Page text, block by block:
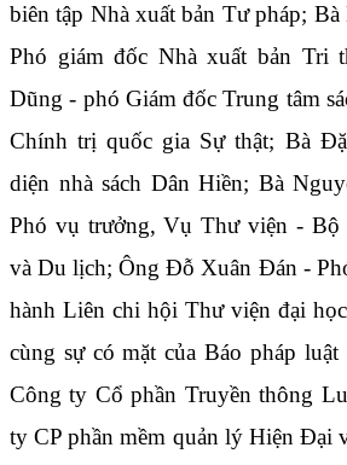
biên tập Nhà xuất bản Tư pháp;
Phó giám đốc Nhà xuất bản Tri
Dũng - phó Giám đốc Trung tâm
Chính trị quốc gia Sự thật; Bà
diện nhà sách Dân Hiền; Bà
Phó vụ trưởng, Vụ Thư viện - Bộ
và Du lịch; Ông Đỗ Xuân Đán -
hành Liên chi hội Thư viện đại
cùng sự có mặt của Báo pháp
Công ty Cổ phần Truyền thông
ty CP phần mềm quản lý Hiện Đại